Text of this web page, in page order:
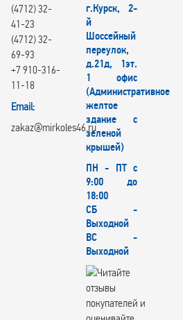
(4712) 32-
41-23
(4712) 32-
69-93
+7 910-316-
11-18
Email:
zakaz@mirkoles46.ru
г.Курск, 2-
й
Шоссейный
переулок,
д.21д, 1эт.
1 офис
(Административное
желтое
здание с
зеленой
крышей)
ПН - ПТ с
9:00 до
18:00
СБ -
Выходной
ВС -
Выходной